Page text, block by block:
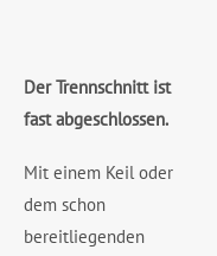
Der Trennschnitt ist
fast abgeschlossen.
Mit einem Keil oder
dem schon
bereitliegenden